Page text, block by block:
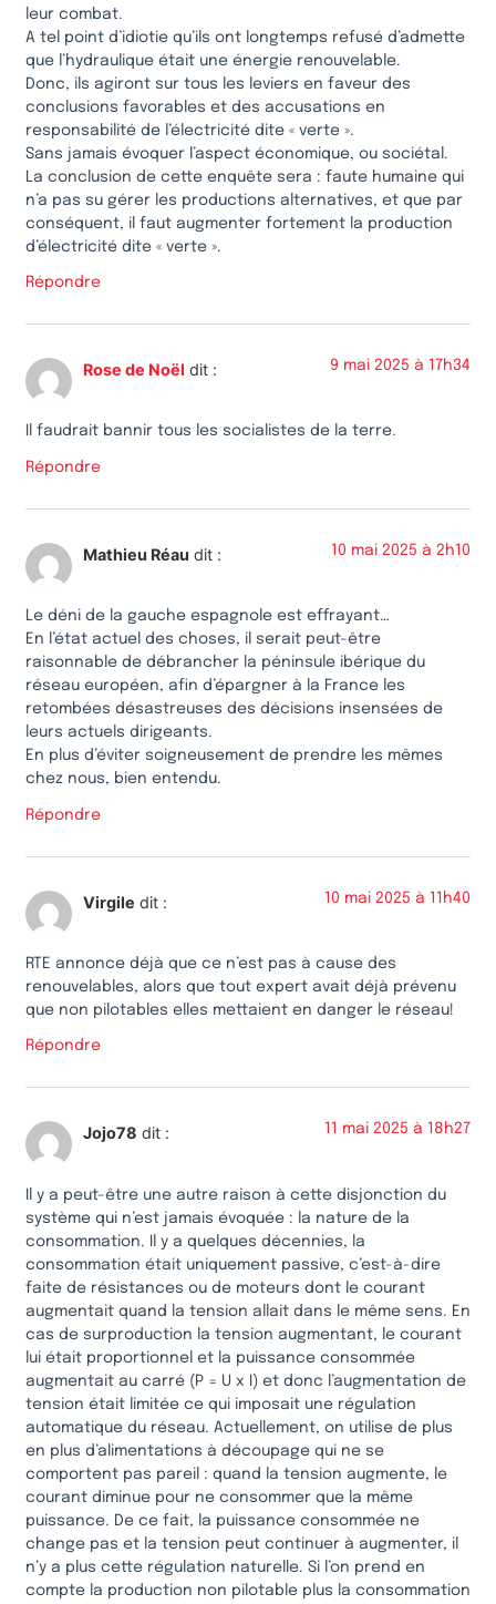
leur combat.
A tel point d’idiotie qu’ils ont longtemps refusé d’admette
que l’hydraulique était une énergie renouvelable.
Donc, ils agiront sur tous les leviers en faveur des
conclusions favorables et des accusations en
responsabilité de l’électricité dite « verte ».
Sans jamais évoquer l’aspect économique, ou sociétal.
La conclusion de cette enquête sera : faute humaine qui
n’a pas su gérer les productions alternatives, et que par
conséquent, il faut augmenter fortement la production
d’électricité dite « verte ».
Répondre
Rose de Noël dit : 9 mai 2025 à 17h34
Il faudrait bannir tous les socialistes de la terre.
Répondre
Mathieu Réau dit : 10 mai 2025 à 2h10
Le déni de la gauche espagnole est effrayant…
En l’état actuel des choses, il serait peut-être
raisonnable de débrancher la péninsule ibérique du
réseau européen, afin d’épargner à la France les
retombées désastreuses des décisions insensées de
leurs actuels dirigeants.
En plus d’éviter soigneusement de prendre les mêmes
chez nous, bien entendu.
Répondre
Virgile dit : 10 mai 2025 à 11h40
RTE annonce déjà que ce n’est pas à cause des
renouvelables, alors que tout expert avait déjà prévenu
que non pilotables elles mettaient en danger le réseau!
Répondre
Jojo78 dit : 11 mai 2025 à 18h27
Il y a peut-être une autre raison à cette disjonction du
système qui n’est jamais évoquée : la nature de la
consommation. Il y a quelques décennies, la
consommation était uniquement passive, c’est-à-dire
faite de résistances ou de moteurs dont le courant
augmentait quand la tension allait dans le même sens. En
cas de surproduction la tension augmentant, le courant
lui était proportionnel et la puissance consommée
augmentait au carré (P = U x I) et donc l’augmentation de
tension était limitée ce qui imposait une régulation
automatique du réseau. Actuellement, on utilise de plus
en plus d’alimentations à découpage qui ne se
comportent pas pareil : quand la tension augmente, le
courant diminue pour ne consommer que la même
puissance. De ce fait, la puissance consommée ne
change pas et la tension peut continuer à augmenter, il
n’y a plus cette régulation naturelle. Si l’on prend en
compte la production non pilotable plus la consommation